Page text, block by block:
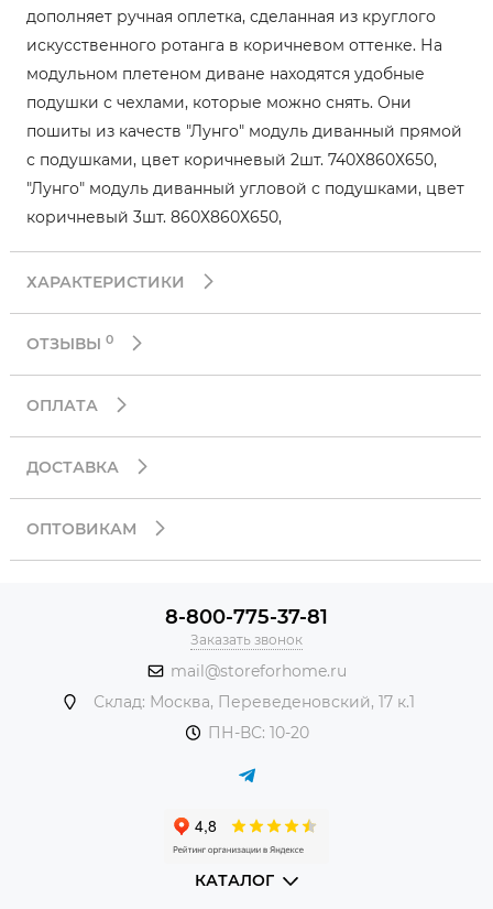
дополняет ручная оплетка, сделанная из круглого
искусственного ротанга в коричневом оттенке. На
модульном плетеном диване находятся удобные
подушки с чехлами, которые можно снять. Они
пошиты из качеств "Лунго" модуль диванный прямой
с подушками, цвет коричневый 2шт. 740Х860Х650,
"Лунго" модуль диванный угловой с подушками, цвет
коричневый 3шт. 860Х860Х650,
ХАРАКТЕРИСТИКИ
ОТЗЫВЫ 0
ОПЛАТА
ДОСТАВКА
ОПТОВИКАМ
8-800-775-37-81
Заказать звонок
mail@storeforhome.ru
Склад: Москва, Переведеновский, 17 к.1
ПН-ВС: 10-20
КАТАЛОГ